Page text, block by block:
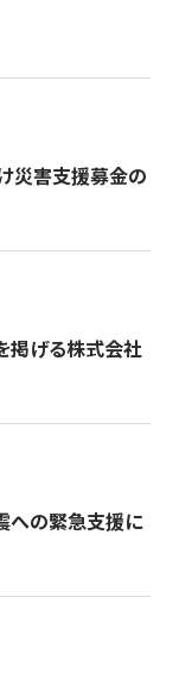
災害支援募金の
掲げる株式会社
への緊急支援に